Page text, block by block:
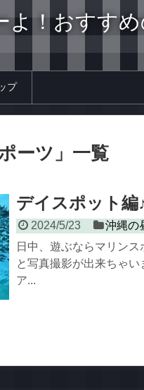
よ！おすす
プ
ーツ 」 一覧
デイスポット編
2024/5/23
沖縄の
日中、遊ぶならマリン
と写真撮影が出来ちゃ
ア...